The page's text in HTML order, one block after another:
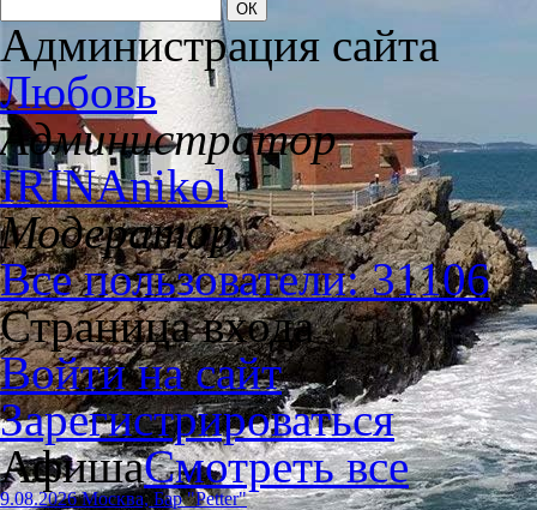
Администрация сайта
Любовь
Администратор
IRINAnikol
Модератор
Все пользователи: 31106
Страница входа
Войти на сайт
Зарегистрироваться
АфишаСмотреть все
9.08.2026 Москва, Бар "Petter"